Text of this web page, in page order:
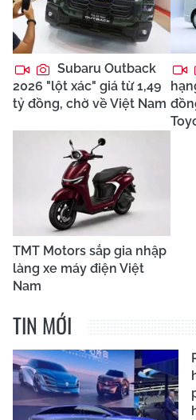
Subaru Outback
2026 "lột xác" giá từ 1,49
tỷ đồng, chờ về Việt Nam
TMT Motors sắp gia nhập
làng xe máy điện Việt
Nam
TIN MỚI